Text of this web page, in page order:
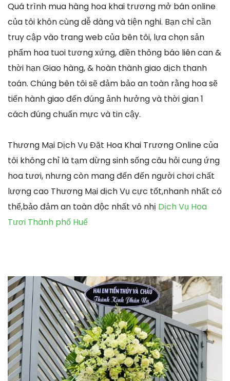
Quá trình mua hàng hoa khai trương mở bán online
của tôi khôn cùng dễ dàng và tiện nghi. Bạn chỉ cần
truy cập vào trang web của bên tôi, lựa chọn sản
phẩm hoa tuoi tương xứng, điền thông báo liên can &
thời hạn Giao hàng, & hoàn thành giao dịch thanh
toán. Chúng bên tôi sẽ đảm bảo an toàn rằng hoa sẽ
tiến hành giao đến đúng ảnh hưởng và thời gian 1
cách đúng chuẩn mực và tin cậy.
Thương Mại Dịch Vụ Đặt Hoa Khai Trương Online của
tôi không chỉ là tạm dừng sinh sống câu hỏi cung ứng
hoa tươi, nhưng còn mang đến đến người chơi chất
lượng cao Thương Mại dịch Vụ cực tốt,nhanh nhất có
thể,bảo đảm an toàn độc nhất vô nhị Dịch Vụ Hoa
Tươi Thành phố Huế